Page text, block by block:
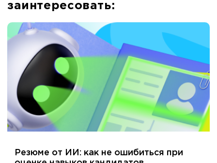
заинтересовать:
Резюме от ИИ: как не ошибиться при